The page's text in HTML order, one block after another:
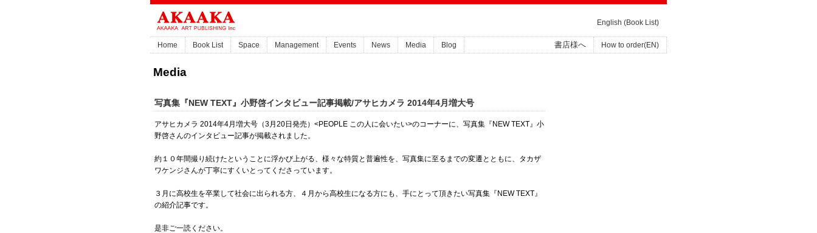
English (Book List)
Home Book List Space Management Events News Media Blog 書店様へ How to order(EN)
Media
写真集『NEW TEXT』小野啓インタビュー記事掲載/アサヒカメラ 2014年4月増大号
アサヒカメラ 2014年4月増大号（3月20日発売）<PEOPLE この人に会いたい>のコーナーに、写真集『NEW TEXT』小
野啓さんのインタビュー記事が掲載されました。
約１０年間撮り続けたということに浮かび上がる、様々な特質と普遍性を、写真集に至るまでの変遷とともに、タカザ
ワケンジさんが丁寧にすくいとってくださっています。
３月に高校生を卒業して社会に出られる方、４月から高校生になる方にも、手にとって頂きたい写真集『NEW TEXT』
の紹介記事です。
是非ご一読ください。